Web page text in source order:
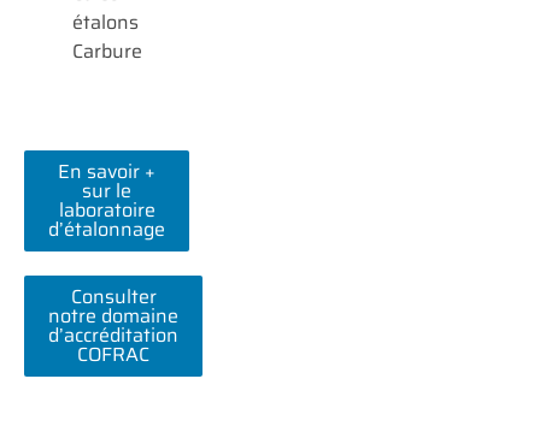
étalons
Carbure
En savoir +
sur le
laboratoire
d’étalonnage
Consulter
notre domaine
d’accréditation
COFRAC